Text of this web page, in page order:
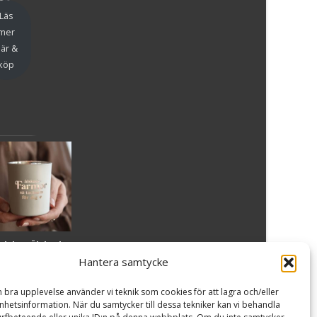
Hantera samtycke
bra upplevelse använder vi teknik som cookies för att lagra och/eller
När du samtycker till dessa tekniker kan vi behandla
&
Älskade
kr